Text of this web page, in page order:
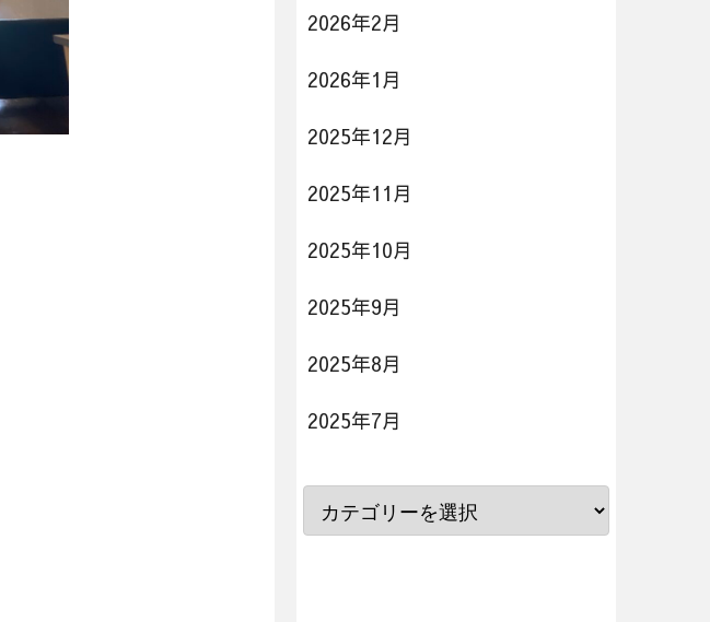
2026年2月
2026年1月
2025年12月
2025年11月
2025年10月
2025年9月
2025年8月
2025年7月